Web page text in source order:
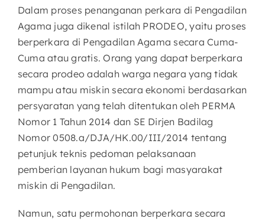
Dalam proses penanganan perkara di Pengadilan
Agama juga dikenal istilah PRODEO, yaitu proses
berperkara di Pengadilan Agama secara Cuma-
Cuma atau gratis. Orang yang dapat berperkara
secara prodeo adalah warga negara yang tidak
mampu atau miskin secara ekonomi berdasarkan
persyaratan yang telah ditentukan oleh PERMA
Nomor 1 Tahun 2014 dan SE Dirjen Badilag
Nomor 0508.a/DJA/HK.00/III/2014 tentang
petunjuk teknis pedoman pelaksanaan
pemberian layanan hukum bagi masyarakat
miskin di Pengadilan.
Namun, satu permohonan berperkara secara